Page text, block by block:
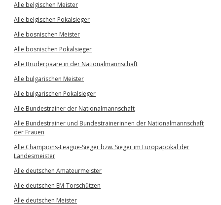
Alle belgischen Meister
Alle belgischen Pokalsieger
Alle bosnischen Meister
Alle bosnischen Pokalsieger
Alle Brüderpaare in der Nationalmannschaft
Alle bulgarischen Meister
Alle bulgarischen Pokalsieger
Alle Bundestrainer der Nationalmannschaft
Alle Bundestrainer und Bundestrainerinnen der Nationalmannschaft
der Frauen
Alle Champions-League-Sieger bzw. Sieger im Europapokal der
Landesmeister
Alle deutschen Amateurmeister
Alle deutschen EM-Torschützen
Alle deutschen Meister